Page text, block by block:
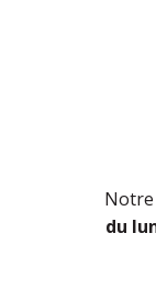
Notre
du